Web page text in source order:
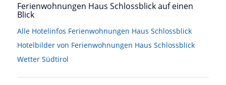
Ferienwohnungen Haus Schlossblick auf einen
Blick
Alle Hotelinfos Ferienwohnungen Haus Schlossblick
Hotelbilder von Ferienwohnungen Haus Schlossblick
Wetter Südtirol